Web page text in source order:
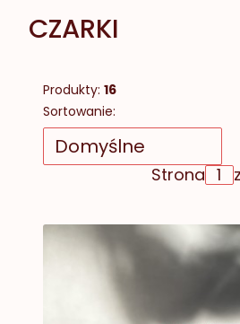
CZARKI
Produkty: 16
Lista produktów
Sortowanie:
Domyślne
Strona